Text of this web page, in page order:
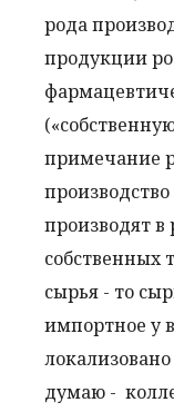
рода
продукции
примечание
производят
собственных
сырья - то
импортное у
думаю -